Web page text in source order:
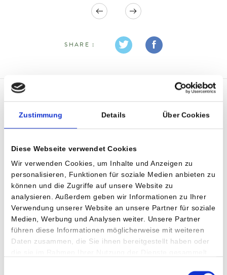
Zustimmung Details Über Cookies
Diese Webseite verwendet Cookies
Wir verwenden Cookies, um Inhalte und Anzeigen zu
personalisieren, Funktionen für soziale Medien anbieten zu
können und die Zugriffe auf unsere Website zu
analysieren. Außerdem geben wir Informationen zu Ihrer
Verwendung unserer Website an unsere Partner für soziale
Medien, Werbung und Analysen weiter. Unsere Partner
führen diese Informationen möglicherweise mit weiteren
Daten zusammen, die Sie ihnen bereitgestellt haben oder
SHARE :